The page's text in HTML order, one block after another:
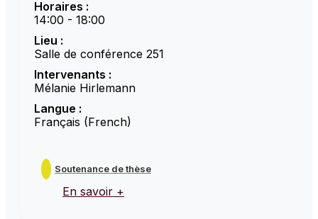
Horaires :
14:00 - 18:00
Lieu :
Salle de conférence 251
Intervenants :
Mélanie Hirlemann
Langue :
Français (French)
Soutenance de thèse
En savoir +